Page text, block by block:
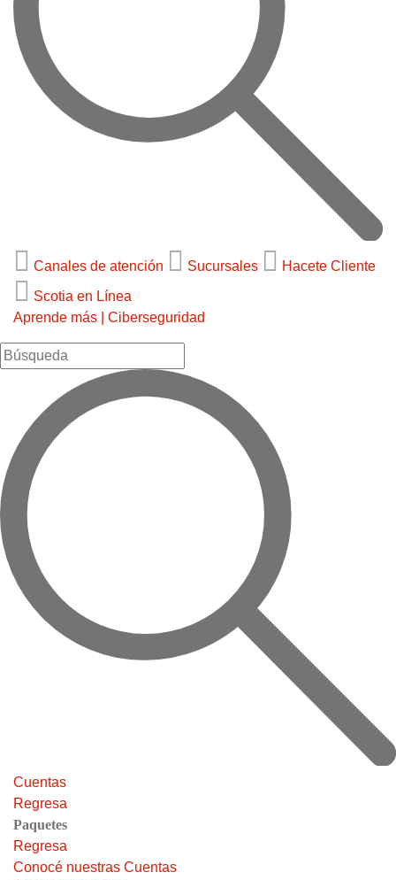
Canales de atención Sucursales
Hacete Cliente
Scotia en Línea
Aprende más |
Ciberseguridad
Cuentas
Regresa
Paquetes
Regresa
Conocé nuestras Cuentas